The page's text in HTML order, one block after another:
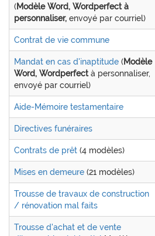
(Modèle Word, Wordperfect à
personnaliser, envoyé par courriel)
Contrat de vie commune
Mandat en cas d'inaptitude (Modèle
Word, Wordperfectà personnaliser,
envoyé par courriel)
Aide-Mémoire testamentaire
Directives funéraires
Contrats de prêt (4 modèles)
Mises en demeure (21 modèles)
Trousse de travaux de construction
/ rénovation mal faits
Trousse d'achat et de vente